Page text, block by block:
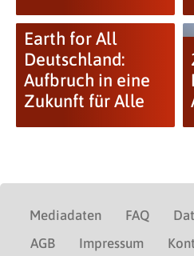
Earth for All
Deutschland:
Aufbruch in eine
Zukunft für Alle
Mediadaten FAQ
AGB
Impressum